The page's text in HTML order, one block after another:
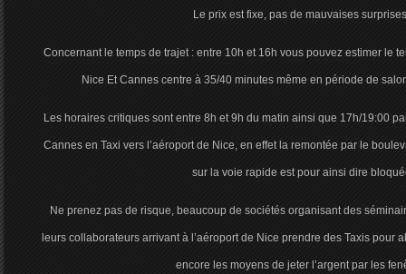
Le prix est fixe, pas de mauvaises
Concernant le temps de trajet : entre 10h et 16h vous pouvez estimer le
Nice Et Cannes centre à 35/40 minutes même en période de
Les horaires critiques sont entre 8h et 9h du matin ainsi que 17h/19:00
Cannes en Taxi vers l’aéroport de Nice, en effet la remontée par le
sur la voie rapide est pour ainsi dire
Ne prenez pas de risque, beaucoup de sociétés organisant des
leurs collaborateurs arrivant à l’aéroport de Nice prendre des Taxis pour
encore les moyens de jeter l’argent par les